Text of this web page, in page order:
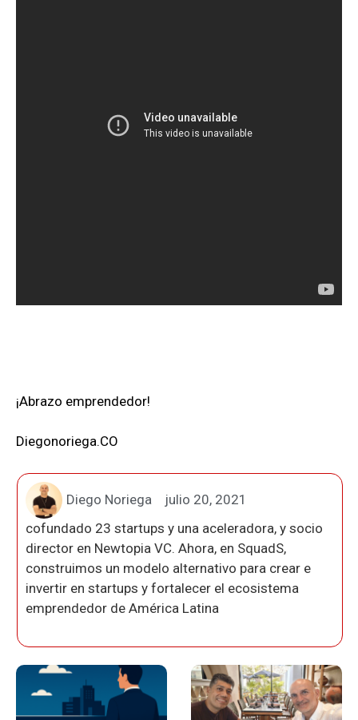
¡Abrazo emprendedor!
Diegonoriega.CO
Diego Noriega
julio 20, 2021
cofundado 23 startups y una aceleradora, y socio
director en Newtopia VC. Ahora, en SquadS,
construimos un modelo alternativo para crear e
invertir en startups y fortalecer el ecosistema
emprendedor de América Latina